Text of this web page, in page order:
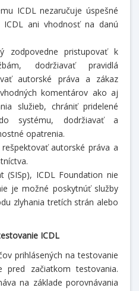
ICDL nezaručuje úspešné
ICDL ani vhodnosť na danú
zodpovedne pristupovať k
dodržiavať pravidlá
autorské práva a zákaz
komentárov ako aj
služieb, chrániť pridelené
systému, dodržiavať a
opatrenia.
autorské práva a
(SISp), ICDL Foundation nie
je možné poskytnúť služby
zlyhania tretích strán alebo
ICDL
prihlásených na testovanie
pred začiatkom testovania.
na základe porovnávania